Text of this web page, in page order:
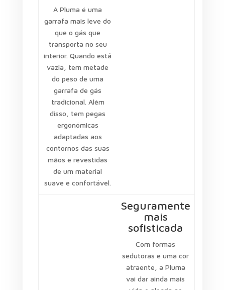
A Pluma é uma
garrafa mais leve do
que o gás que
transporta no seu
interior. Quando está
vazia, tem metade
do peso de uma
garrafa de gás
tradicional. Além
disso, tem pegas
ergonómicas
adaptadas aos
contornos das suas
mãos e revestidas
de um material
suave e confortável.
Seguramente
mais
sofisticada
Com formas
sedutoras e uma cor
atraente, a Pluma
vai dar ainda mais